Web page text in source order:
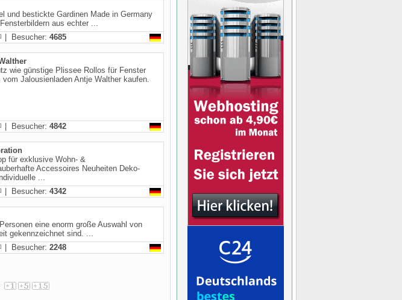
und bestickte Gardinen Made in Germany
aus echter ...
| Besucher: 4685
wie günstige Plissee Rollos für Fenster
Jalousienladen Antje Walther kaufen.
| Besucher: 4842
für exklusive Wohn- &
Accessoires Neuheiten Deko-
...
| Besucher: 4342
eine enorm große Auswahl von
gekennzeichnet sind. ...
| Besucher: 2248